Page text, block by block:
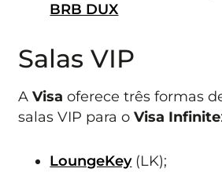
BRB DUX
Salas VIP
AVisa oferece três formas
salas VIP para oVisa Infinite:
LoungeKey(LK);